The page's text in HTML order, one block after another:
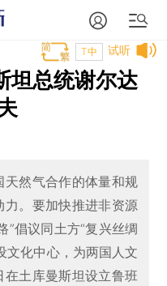
试听
T中
坦总统谢尔达
然气合作的体量和规
。要加快推进非资源
”倡议同土方“复兴丝绸
文化中心，为两国人文
土库曼斯坦设立鲁班